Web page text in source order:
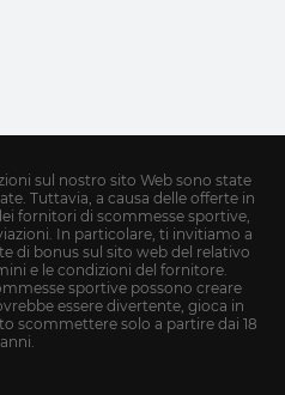
sul nostro sito Web sono state
Tuttavia, a causa delle offerte in
fornitori di scommesse sportive,
In particolare, ti invitiamo a
di bonus sul sito web del relativo
e le condizioni del fornitore.
sportive possono creare
essere divertente, gioca in
scommettere solo a partire dai 18
anni.